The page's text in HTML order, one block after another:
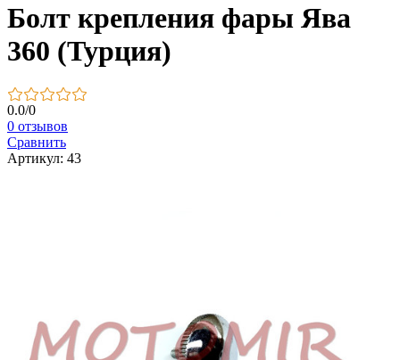
Болт крепления фары Ява
360 (Турция)
0.0/0
0 отзывов
Сравнить
Артикул: 43